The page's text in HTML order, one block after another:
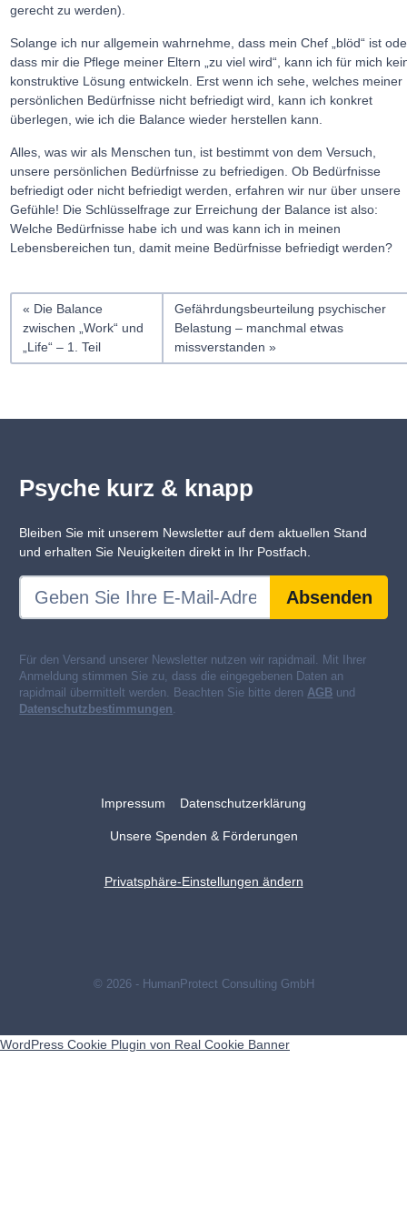
gerecht zu werden).
Solange ich nur allgemein wahrnehme, dass mein Chef „blöd“ ist
dass mir die Pflege meiner Eltern „zu viel wird“, kann ich für mich
konstruktive Lösung entwickeln. Erst wenn ich sehe, welches meiner
persönlichen Bedürfnisse nicht befriedigt wird, kann ich konkret
überlegen, wie ich die Balance wieder herstellen kann.
Alles, was wir als Menschen tun, ist bestimmt von dem Versuch,
unsere persönlichen Bedürfnisse zu befriedigen. Ob Bedürfnisse
befriedigt oder nicht befriedigt werden, erfahren wir nur über unsere
Gefühle! Die Schlüsselfrage zur Erreichung der Balance ist also:
Welche Bedürfnisse habe ich und was kann ich in meinen
Lebensbereichen tun, damit meine Bedürfnisse befriedigt werden?
Die Balance
zwischen „Work“ und
„Life“ – 1. Teil
Gefährdungsbeurteilung psychischer
Belastung – manchmal etwas
missverstanden
Psyche kurz & knapp
Bleiben Sie mit unserem Newsletter auf dem aktuellen Stand
und erhalten Sie Neuigkeiten direkt in Ihr Postfach.
Absenden
Für den Versand unserer Newsletter nutzen wir rapidmail. Mit Ihrer
Anmeldung stimmen Sie zu, dass die eingegebenen Daten an
rapidmail übermittelt werden. Beachten Sie bitte derenAGB und
Datenschutzbestimmungen.
Impressum Datenschutzerklärung
Unsere Spenden & Förderungen
Privatsphäre-Einstellungen ändern
© 2026 - HumanProtect Consulting GmbH
WordPress Cookie Plugin von Real Cookie Banner